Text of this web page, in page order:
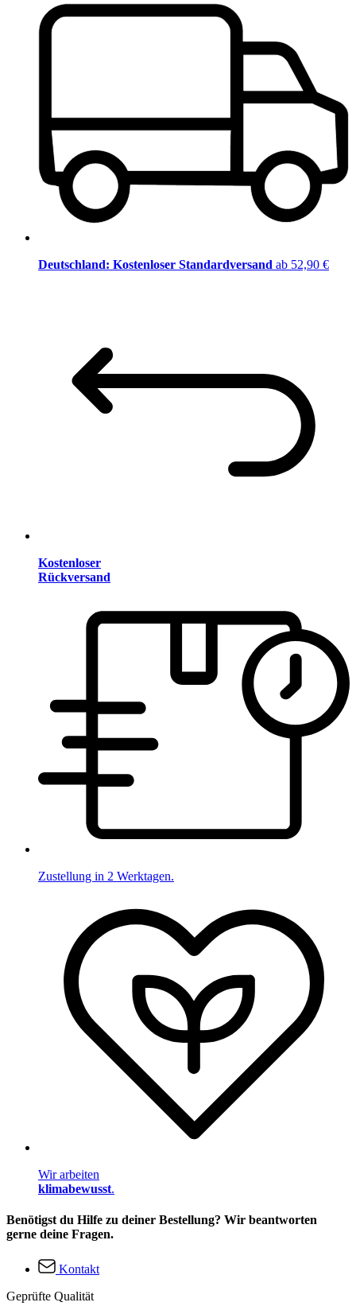
Deutschland: Kostenloser Standardversand ab 52,90 €
Kostenloser
Rückversand
Zustellung in 2 Werktagen.
Wir arbeiten
klimabewusst.
Benötigst du Hilfe zu deiner Bestellung? Wir beantworten
gerne deine Fragen.
Kontakt
Geprüfte Qualität